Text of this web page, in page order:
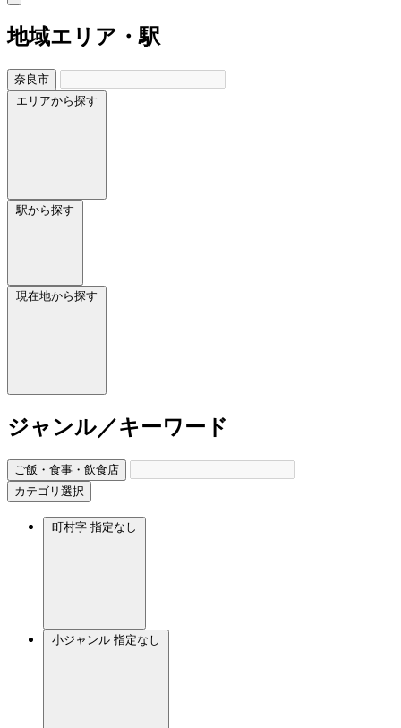
地域エリア・駅
奈良市
エリアから探す
駅から探す
現在地から探す
ジャンル／キーワード
ご飯・食事・飲食店
カテゴリ選択
町村字 指定なし
小ジャンル 指定なし